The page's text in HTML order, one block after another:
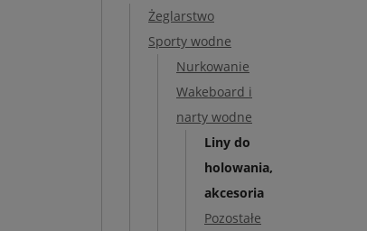
Żeglarstwo
Sporty wodne
Nurkowanie
Wakeboard i
narty wodne
Liny do
holowania,
akcesoria
Pozostałe